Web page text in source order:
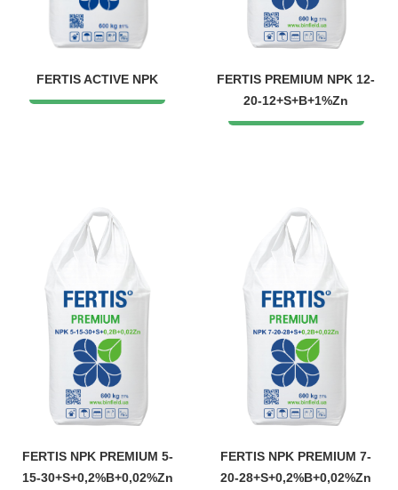
FERTIS ACTIVE NPK
FERTIS PREMIUM NPK 12-
20-12+S+B+1%Zn
FERTIS NPK PREMIUM 5-
15-30+S+0,2%B+0,02%Zn
FERTIS NPK PREMIUM 7-
20-28+S+0,2%B+0,02%Zn